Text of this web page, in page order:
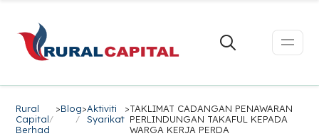
Rural
Capital
Berhad
>Blog>Aktiviti
Syarikat
>TAKLIMAT CADANGAN PENAWARAN
PERLINDUNGAN TAKAFUL KEPADA
WARGA KERJA PERDA